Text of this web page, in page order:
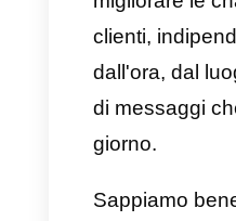
telefono
azienda